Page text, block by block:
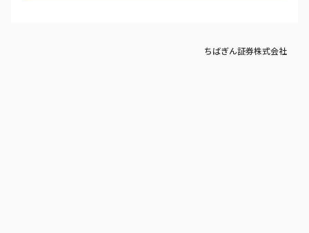
ちばぎん証券株式会社